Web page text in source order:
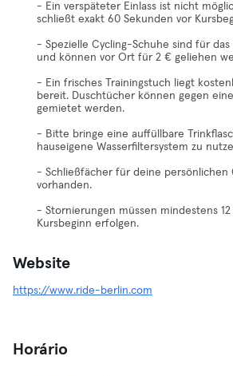
- Ein verspäteter Einlass ist nicht
schließt exakt 60 Sekunden vor
- Spezielle Cycling-Schuhe sind für
und können vor Ort für 2 € geliehen
- Ein frisches Trainingstuch liegt
bereit. Duschtücher können gegen
gemietet werden.
- Bitte bringe eine auffüllbare
hauseigene Wasserfiltersystem zu
- Schließfächer für deine persönlichen
vorhanden.
- Stornierungen müssen mindestens
Kursbeginn erfolgen.
Website
https://www.ride-berlin.com
Horário